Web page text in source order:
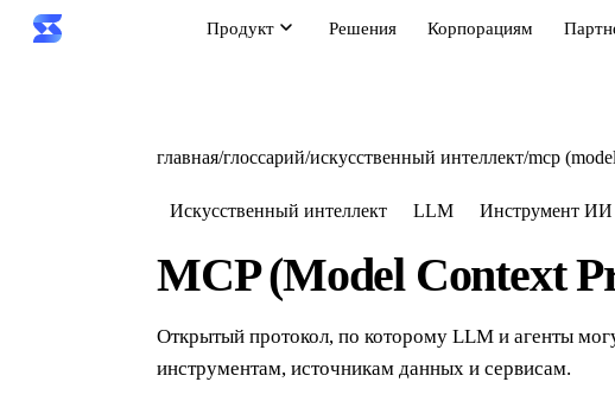
Продукт Решения Корпорациям
главная/глоссарий/искусственный интеллект/mcp
Искусственный интеллект LLM Инструмент ИИ
MCP (Model Context
Открытый протокол, по которому LLM и агенты
инструментам, источникам данных и сервисам.